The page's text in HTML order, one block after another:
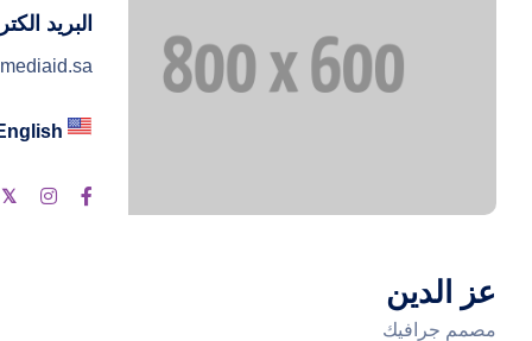
البريد
عز الدين
مصمم جرافيك